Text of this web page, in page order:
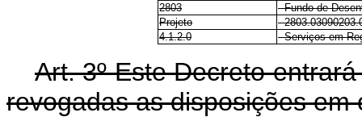
2803
- Fundo de
Projeto
-
4.1.2.0
- Serviços em
Art. 3º Este Decreto
revogadas as disposições em